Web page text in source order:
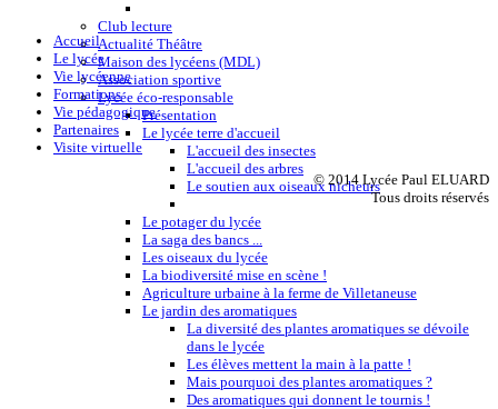
Club lecture
Actualité Théâtre
Maison des lycéens (MDL)
Association sportive
Lycée éco-responsable
Présentation
Le lycée terre d'accueil
L'accueil des insectes
L'accueil des arbres
Le soutien aux oiseaux nicheurs
Le potager du lycée
La saga des bancs ...
Les oiseaux du lycée
La biodiversité mise en scène !
Agriculture urbaine à la ferme de Villetaneuse
Le jardin des aromatiques
La diversité des plantes aromatiques se dévoile
dans le lycée
Les élèves mettent la main à la patte !
Mais pourquoi des plantes aromatiques ?
Des aromatiques qui donnent le tournis !
Accueil
Le lycée
Vie lycéenne
Formations
Vie pédagogique
Partenaires
Visite virtuelle
© 2014 Lycée Paul ELUARD
Tous droits réservés